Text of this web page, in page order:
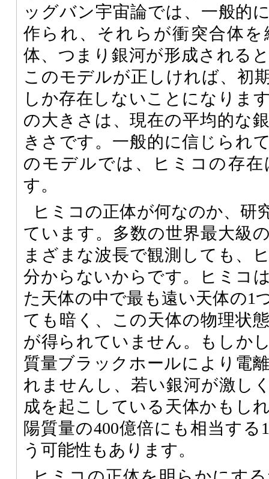
ッグバン宇宙論では、一般的
作られ、それらが衝突合体
体、つまり銀河が形成される
このモデルが正しければ、初
しか存在しないことになりま
の大きさは、現在の平均的な
きさです。一般的に信じられ
のモデルでは、ヒミコの存
す。
ヒミコの正体が何なのか、研
ています。多数の世界最大級
まざまな波長で観測しても、
分からないからです。ヒミコ
た天体の中で最も遠い天体の1
ても暗く、この天体の物理状
が得られていません。もしか
質量ブラックホールにより電
れませんし、若い銀河が激し
成を起こしている天体かもし
陽質量の400億倍にも相当す
う可能性もあります。